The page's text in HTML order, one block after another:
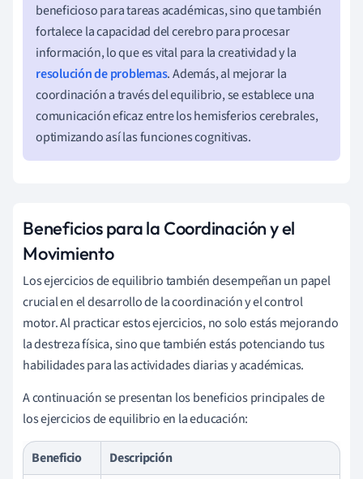
beneficioso para tareas académicas, sino que también
fortalece la capacidad del cerebro para procesar
información, lo que es vital para la creatividad y la
resolución de problemas. Además, al mejorar la
coordinación a través del equilibrio, se establece una
comunicación eficaz entre los hemisferios cerebrales,
optimizando así las funciones cognitivas.
Beneficios para la Coordinación y el
Movimiento
Los ejercicios de equilibrio también desempeñan un papel
crucial en el desarrollo de la coordinación y el control
motor. Al practicar estos ejercicios, no solo estás mejorando
la destreza física, sino que también estás potenciando tus
habilidades para las actividades diarias y académicas.
A continuación se presentan los beneficios principales de
los ejercicios de equilibrio en la educación:
Beneficio Descripción